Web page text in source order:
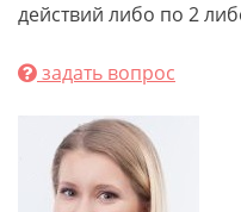
действий либо по 2
задать вопрос